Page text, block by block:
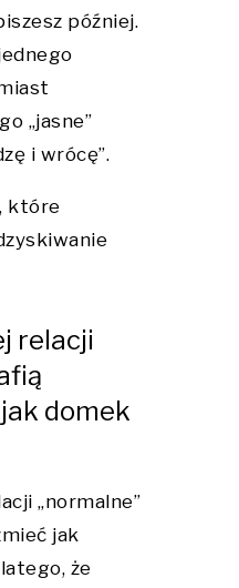
później.
„jasne”
i wrócę”.
które
relacji
domek
„normalne”
jak
że